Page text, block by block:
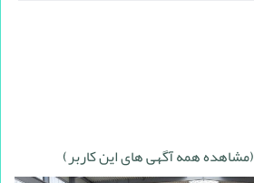
(مشاهده همه آگهی های این کاربر)